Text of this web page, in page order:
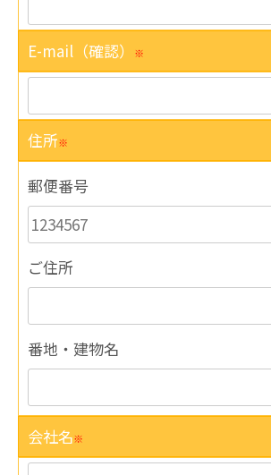
E-mail（確認） ※
住所※
郵便番号
ご住所
番地・建物名
会社名※